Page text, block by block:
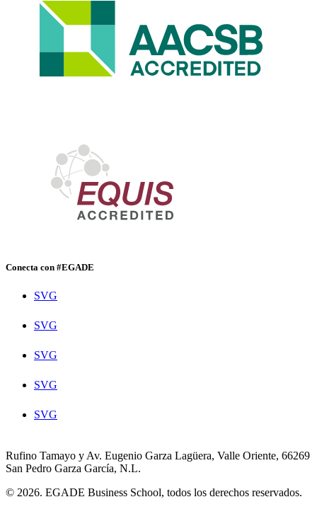
Conecta con #EGADE
SVG
SVG
SVG
SVG
SVG
Rufino Tamayo y Av. Eugenio Garza Lagüera, Valle Oriente, 66269
San Pedro Garza García, N.L.
© 2026. EGADE Business School, todos los derechos reservados.